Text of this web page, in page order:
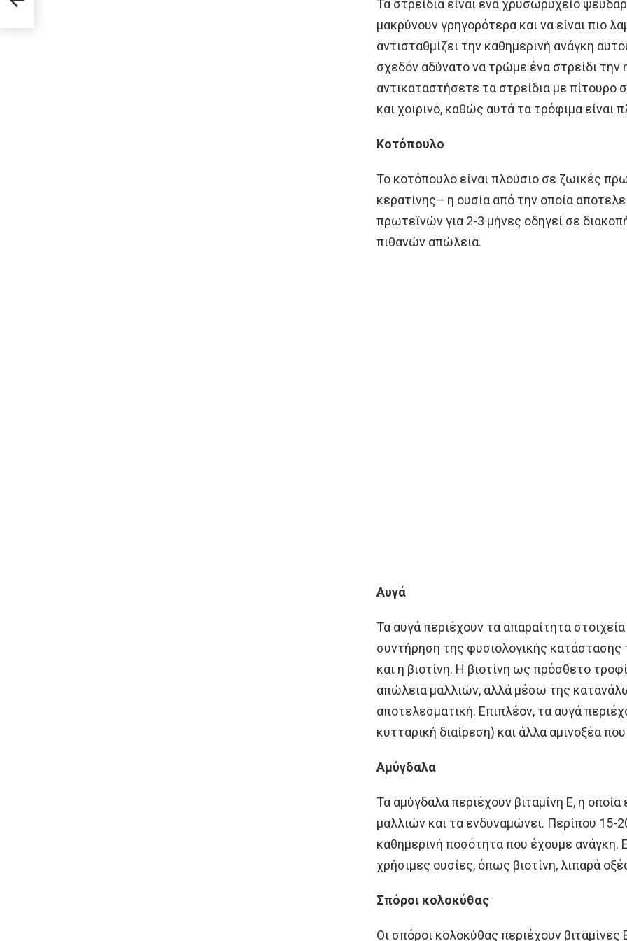
Τα στρείδια είναι ένα χρυσωρυχείο
μακρύνουν γρηγορότερα και να είναι πιο
αντισταθμίζει την καθημερινή ανάγκη
σχεδόν αδύνατο να τρώμε ένα στρείδι την
αντικαταστήσετε τα στρείδια με πίτουρο
και χοιρινό, καθώς αυτά τα τρόφιμα είναι
Κοτόπουλο
Το κοτόπουλο είναι πλούσιο σε ζωικές
κερατίνης– η ουσία από την οποία
πρωτεϊνών για 2-3 μήνες οδηγεί σε
πιθανών απώλεια.
Αυγά
Τα αυγά περιέχουν τα απαραίτητα
συντήρηση της φυσιολογικής
και η βιοτίνη. Η βιοτίνη ως πρόσθετο
απώλεια μαλλιών, αλλά μέσω της
αποτελεσματική. Επιπλέον, τα αυγά
κυτταρική διαίρεση) και άλλα αμινοξέα
Αμύγδαλα
Τα αμύγδαλα περιέχουν βιταμίνη Ε, η
μαλλιών και τα ενδυναμώνει. Περίπου 15-
καθημερινή ποσότητα που έχουμε ανάγκη.
χρήσιμες ουσίες, όπως βιοτίνη, λιπαρά
Σπόροι κολοκύθας
Οι σπόροι κολοκύθας περιέχουν